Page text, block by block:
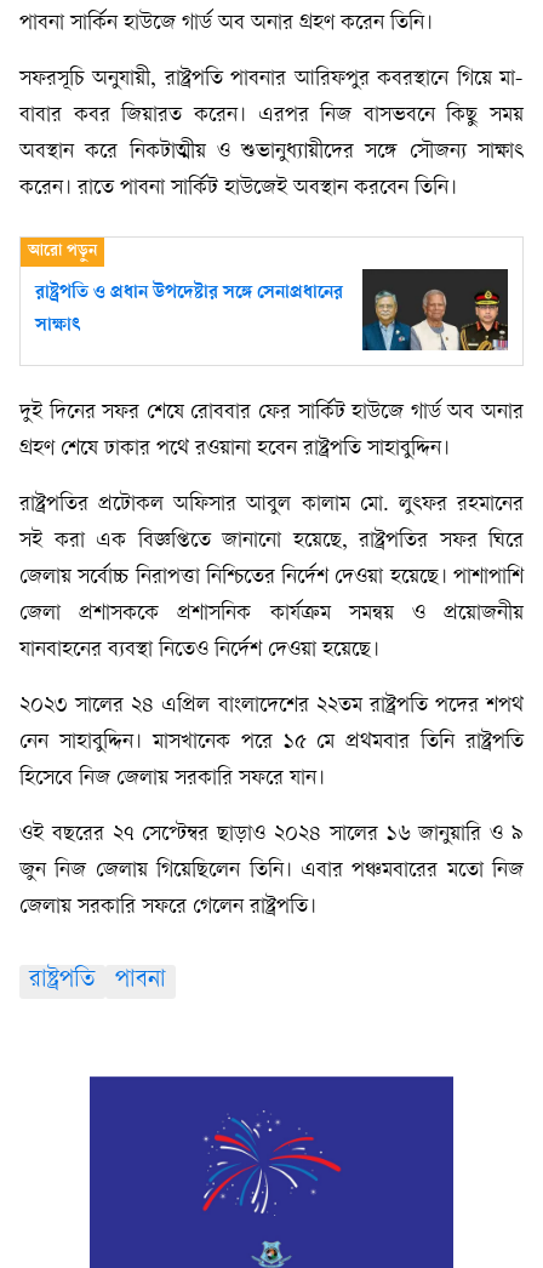
পাবনা সার্কিন হাউজে গার্ড অব অনার গ্রহণ করেন তিনি।
সফরসূচি অনুযায়ী, রাষ্ট্রপতি পাবনার আরিফপুর কবরস্থানে গিয়ে মা-
বাবার কবর জিয়ারত করেন। এরপর নিজ বাসভবনে কিছু সময়
অবস্থান করে নিকটাত্মীয় ও শুভানুধ্যায়ীদের সঙ্গে সৌজন্য সাক্ষাৎ
করেন। রাতে পাবনা সার্কিট হাউজেই অবস্থান করবেন তিনি।
রাষ্ট্রপতি ও প্রধান উপদেষ্টার সঙ্গে সেনাপ্রধানের
সাক্ষাৎ
দুই দিনের সফর শেষে রোববার ফের সার্কিট হাউজে গার্ড অব অনার
গ্রহণ শেষে ঢাকার পথে রওয়ানা হবেন রাষ্ট্রপতি সাহাবুদ্দিন।
রাষ্ট্রপতির প্রটোকল অফিসার আবুল কালাম মো. লুৎফর রহমানের
সই করা এক বিজ্ঞপ্তিতে জানানো হয়েছে, রাষ্ট্রপতির সফর ঘিরে
জেলায় সর্বোচ্চ নিরাপত্তা নিশ্চিতের নির্দেশ দেওয়া হয়েছে। পাশাপাশি
জেলা প্রশাসককে প্রশাসনিক কার্যক্রম সমন্বয় ও প্রয়োজনীয়
যানবাহনের ব্যবস্থা নিতেও নির্দেশ দেওয়া হয়েছে।
২০২৩ সালের ২৪ এপ্রিল বাংলাদেশের ২২তম রাষ্ট্রপতি পদের শপথ
নেন সাহাবুদ্দিন। মাসখানেক পরে ১৫ মে প্রথমবার তিনি রাষ্ট্রপতি
হিসেবে নিজ জেলায় সরকারি সফরে যান।
ওই বছরের ২৭ সেপ্টেম্বর ছাড়াও ২০২৪ সালের ১৬ জানুয়ারি ও ৯
জুন নিজ জেলায় গিয়েছিলেন তিনি। এবার পঞ্চমবারের মতো নিজ
জেলায় সরকারি সফরে গেলেন রাষ্ট্রপতি।
রাষ্ট্রপতি পাবনা